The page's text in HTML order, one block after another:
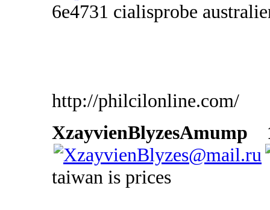
6e4731 cialisprobe
http://philcilonline.com/
XzayvienBlyzesAmump
taiwan is prices